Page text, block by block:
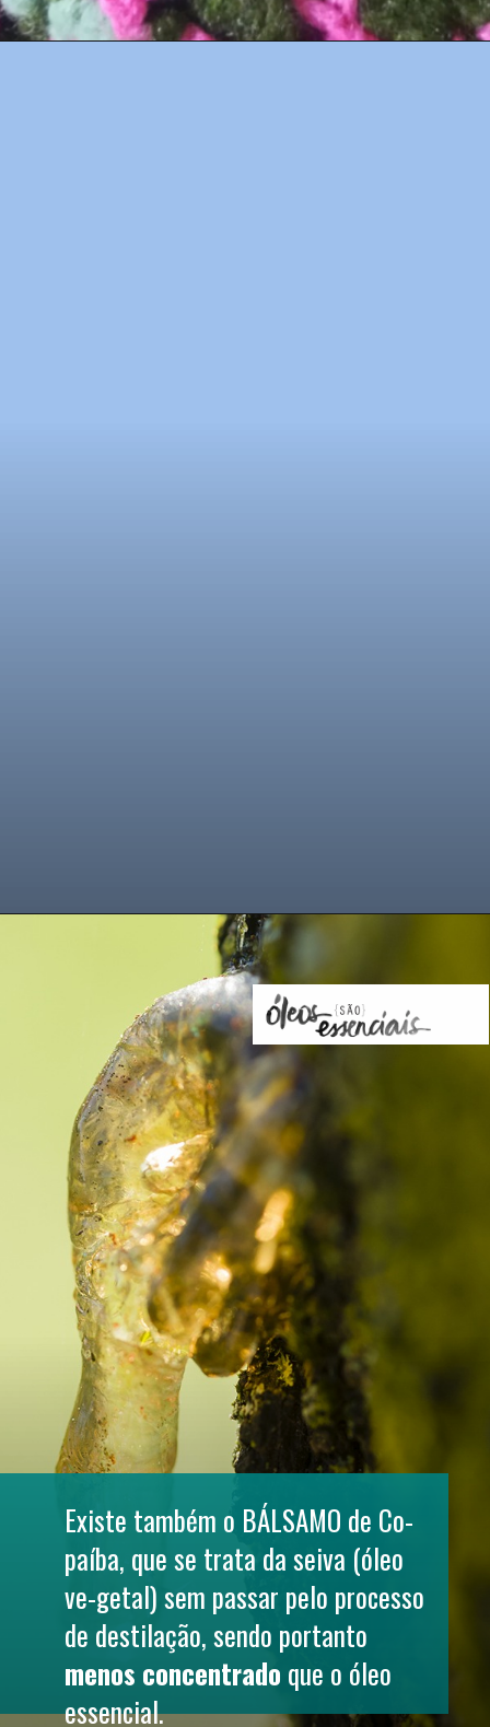
Existe também o BÁLSAMO de Co-
paíba, que se trata da seiva (óleo
ve-getal) sem passar pelo processo
menos concentrado que o óleo
essencial.